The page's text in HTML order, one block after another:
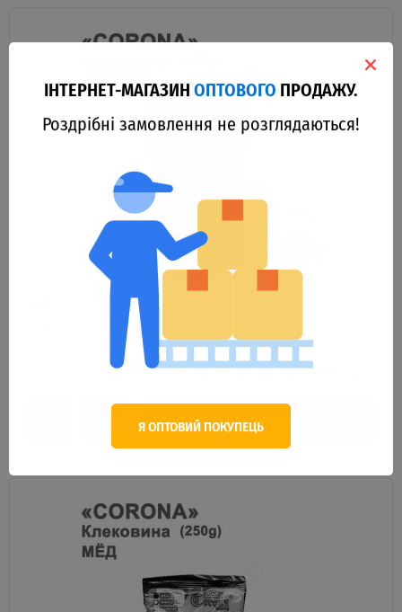
Клейковина Corona 250g кукурудза
32.00 грн.
НЕМА В НАЯВНОСТІ
ІНТЕРНЕТ-МАГАЗИНОПТОВОГО ПРОДАЖУ.
Роздрібні замовлення не розглядаються!
Я ОПТОВИЙ ПОКУПЕЦЬ